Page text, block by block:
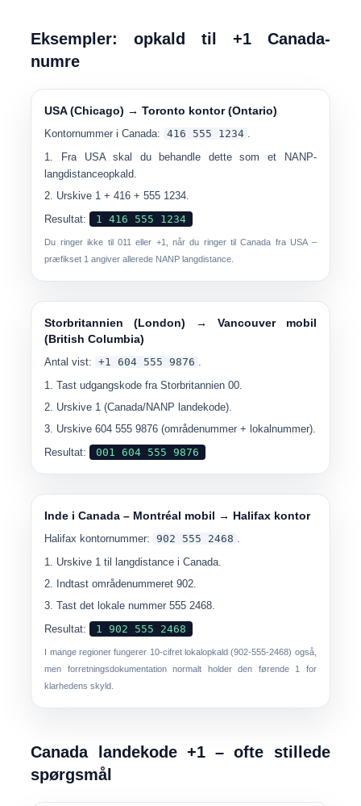
Eksempler: opkald til +1 Canada-
numre
USA (Chicago) → Toronto kontor (Ontario)
Kontornummer i Canada: 416 555 1234 .
Fra USA skal du behandle dette som et NANP-
langdistanceopkald.
Urskive 1 +416 +555 1234.
Resultat:
1 416 555 1234
Du ringer ikke til 011 eller +1, når du ringer til Canada fra USA –
præfikset 1 angiver allerede NANP langdistance.
Storbritannien (London) → Vancouver mobil
(British Columbia)
Antal vist: +1 604 555 9876 .
Tast udgangskode fra Storbritannien00.
Urskive 1 (Canada/NANP landekode).
Urskive604 555 9876 (områdenummer + lokalnummer).
Resultat:
001 604 555 9876
Inde i Canada – Montréal mobil → Halifax kontor
Halifax kontornummer: 902 555 2468 .
Urskive 1 til langdistance i Canada.
Indtast områdenummeret902.
Tast det lokale nummer555 2468.
Resultat:
1 902 555 2468
I mange regioner fungerer 10-cifret lokalopkald (902-555-2468) også,
men forretningsdokumentation normalt holder den førende 1 for
klarhedens skyld.
Canada landekode +1 – ofte stillede
spørgsmål